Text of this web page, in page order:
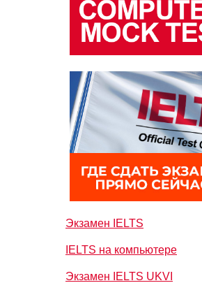
Экзамен IELTS
IELTS на компьютере
Экзамен IELTS UKVI